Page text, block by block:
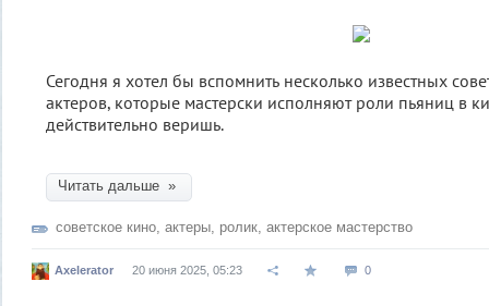
Сегодня я хотел бы вспомнить несколько известных
актеров, которые мастерски исполняют роли пьяниц в
действительно веришь.
Читать дальше »
советское кино, актеры, ролик, актерское мастерство
Axelerator 20 июня 2025, 05:23 0